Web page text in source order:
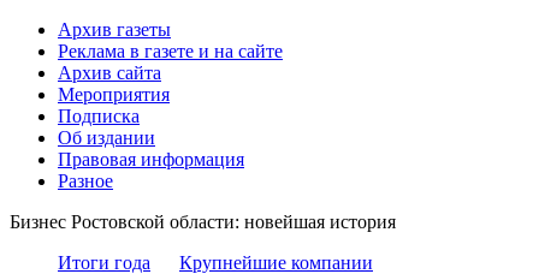
Архив газеты
Реклама в газете и на сайте
Архив сайта
Мероприятия
Подписка
Об издании
Правовая информация
Разное
Бизнес Ростовской области: новейшая история
Итоги года
Крупнейшие компании